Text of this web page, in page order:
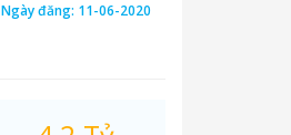
Ngày đăng: 11-06-2020